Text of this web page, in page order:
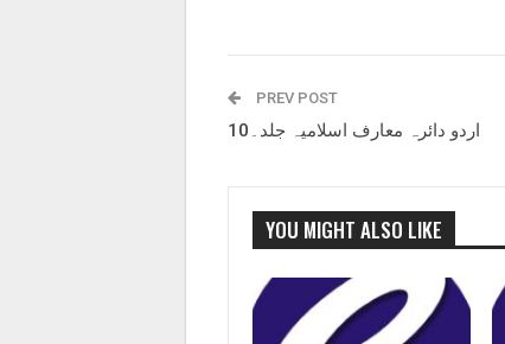
PREV POST
اردو دائرہ معارف اسلامیہ جلد۔10
YOU MIGHT ALSO LIKE